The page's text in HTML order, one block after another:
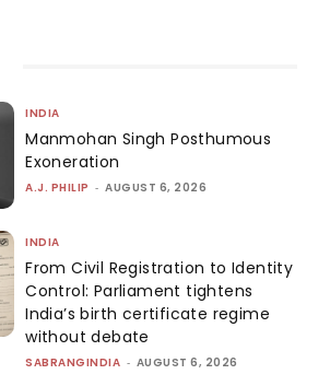
INDIA
Manmohan Singh Posthumous
Exoneration
A.J. PHILIP - AUGUST 6, 2026
INDIA
From Civil Registration to Identity
Control: Parliament tightens
India’s birth certificate regime
without debate
SABRANGINDIA - AUGUST 6, 2026